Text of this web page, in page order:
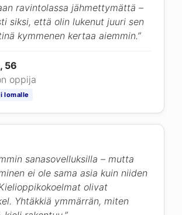
ravintolassa jähmettymättä –
siksi, että olin lukenut juuri sen
kymmenen kertaa aiemmin.”
56
oppija
lomalle
sanasovelluksilla – mutta
ei ole sama asia kuin niiden
olivat
Yhtäkkiä ymmärrän, miten